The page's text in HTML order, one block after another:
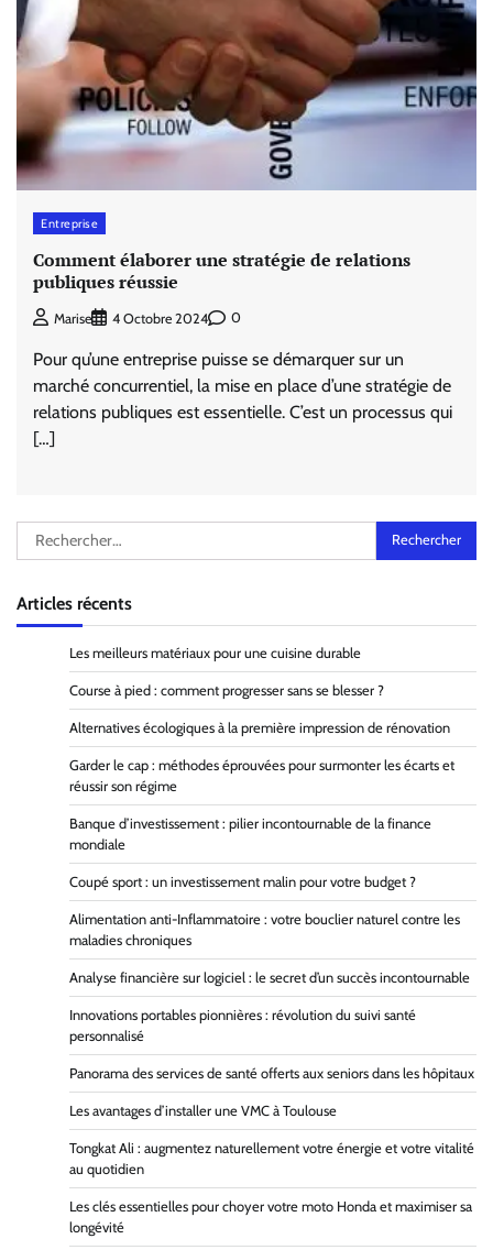
Entreprise
Comment élaborer une stratégie de relations
publiques réussie
Marise 4 Octobre 2024 0
Pour qu’une entreprise puisse se démarquer sur un
marché concurrentiel, la mise en place d’une stratégie de
relations publiques est essentielle. C’est un processus qui
[…]
Rechercher :
Articles récents
Les meilleurs matériaux pour une cuisine durable
Course à pied : comment progresser sans se blesser ?
Alternatives écologiques à la première impression de rénovation
Garder le cap : méthodes éprouvées pour surmonter les écarts et
réussir son régime
Banque d’investissement : pilier incontournable de la finance
mondiale
Coupé sport : un investissement malin pour votre budget ?
Alimentation anti-Inflammatoire : votre bouclier naturel contre les
maladies chroniques
Analyse financière sur logiciel : le secret d’un succès incontournable
Innovations portables pionnières : révolution du suivi santé
personnalisé
Panorama des services de santé offerts aux seniors dans les hôpitaux
Les avantages d’installer une VMC à Toulouse
Tongkat Ali : augmentez naturellement votre énergie et votre vitalité
au quotidien
Les clés essentielles pour choyer votre moto Honda et maximiser sa
longévité